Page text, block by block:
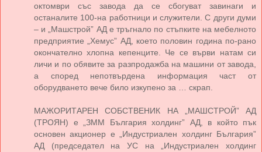
октомври със завода да се сбогуват завинаги и
останалите 100-на работници и служители. С други думи
– и „Машстрой” АД е тръгнало по стъпките на мебелното
предприятие „Хемус” АД, което половин година по-рано
окончателно хлопна кепенците. Че се върви натам си
личи и по обявите за разпродажба на машини от завода,
а според непотвърдена информация част от
оборудването вече било изкупено за … скрап.
МАЖОРИТАРЕН СОБСТВЕНИК НА „МАШСТРОЙ” АД
(ТРОЯН) е „ЗММ България холдинг” АД, в който пък
основен акционер е „Индустриален холдинг България”
АД (председател на УС на „Индустриален холдинг